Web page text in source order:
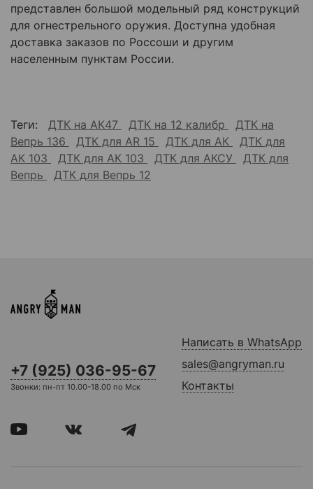
представлен большой модельный ряд конструкций
для огнестрельного оружия. Доступна удобная
доставка заказов по Россоши и другим
населенным пунктам России.
Теги: ДТК на АК47 ДТК на 12 калибр
ДТК на
Вепрь 136
ДТК для AR 15 ДТК для АК
ДТК для
АК 103
ДТК для АК 103 ДТК для АКСУ
ДТК для
Вепрь
ДТК для Вепрь 12
+7 (925) 036-95-67
Звонки: пн-пт 10.00-18.00 по Мск
Написать в WhatsApp
sales@angryman.ru
Контакты